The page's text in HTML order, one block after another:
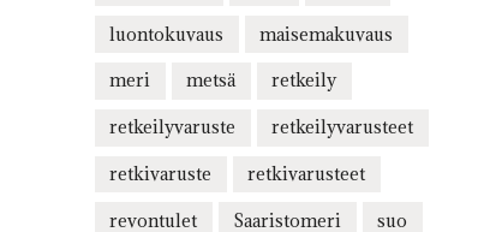
luontokuvaus maisemakuvaus
meri metsä retkeily
retkeilyvaruste retkeilyvarusteet
retkivaruste retkivarusteet
revontulet Saaristomeri suo